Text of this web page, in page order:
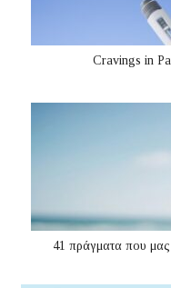
Cravings in
41 πράγματα που μας